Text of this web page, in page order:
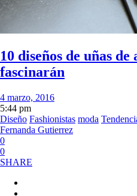
10 diseños de uñas
fascinarán
4 marzo, 2016
5:44 pm
Diseño Fashionistas moda
Fernanda Gutierrez
0
0
SHARE